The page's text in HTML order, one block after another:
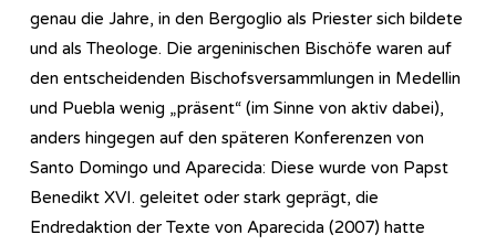
genau die Jahre, in den Bergoglio als Priester sich bildete
und als Theologe. Die argeninischen Bischöfe waren auf
den entscheidenden Bischofsversammlungen in Medellin
und Puebla wenig „präsent“ (im Sinne von aktiv dabei),
anders hingegen auf den späteren Konferenzen von
Santo Domingo und Aparecida: Diese wurde von Papst
Benedikt XVI. geleitet oder stark geprägt, die
Endredaktion der Texte von Aparecida (2007) hatte